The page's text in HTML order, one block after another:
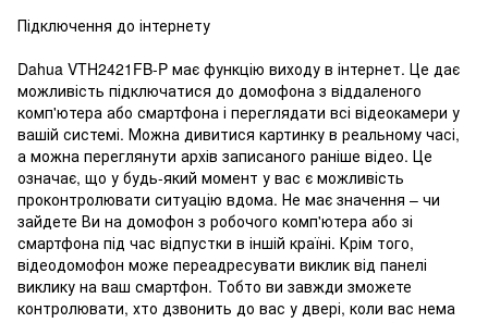
Підключення до інтернету
Dahua VTH2421FB-P має функцію виходу в інтернет. Це дає
можливість підключатися до домофона з віддаленого
комп'ютера або смартфона і переглядати всі відеокамери у
вашій системі. Можна дивитися картинку в реальному часі,
а можна переглянути архів записаного раніше відео. Це
означає, що у будь-який момент у вас є можливість
проконтролювати ситуацію вдома. Не має значення – чи
зайдете Ви на домофон з робочого комп'ютера або зі
смартфона під час відпустки в іншій країні. Крім того,
відеодомофон може переадресувати виклик від панелі
виклику на ваш смартфон. Тобто ви завжди зможете
контролювати, хто дзвонить до вас у двері, коли вас нема